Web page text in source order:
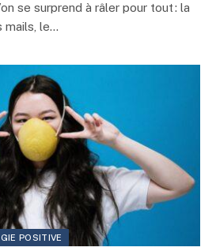
se surprend à râler pour tout : la
mails, le…
POSITIVE